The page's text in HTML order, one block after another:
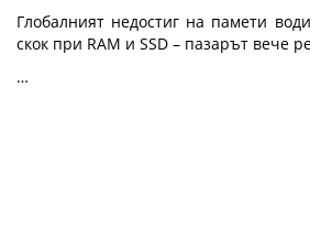
Глобалният недостиг на памети
скок при RAM и SSD – пазарът вече
…